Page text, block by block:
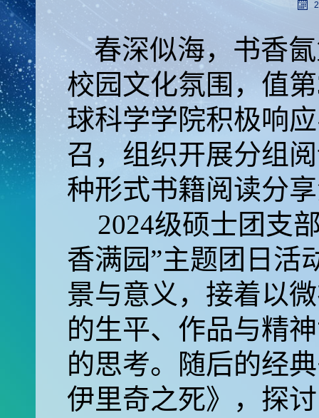
春深似海，书香
校园文化氛围，值
球科学学院积极响
召，组织开展分组
种形式书籍阅读分
2024级硕士团支
香满园”主题团日活
景与意义，接着以
的生平、作品与精
的思考。随后的经
伊里奇之死》，探